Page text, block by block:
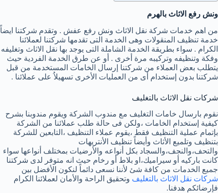
ونش رفع الاثاث بالهرم
من اهم خدمات شركة نقل الاثاث ونش رفع عفش . وتقدم شركتنا ايضاً
خدمة تنظيف المنقولات وهى الخدمة التى تقدمها شركتنا لعملائنا
الكرام . سواء بطريقة الخدمة الشاملة التى يوجد بها نقل الاثاث وتغليفه
وفكة وتنظيفه وتركيبه مرة أخرى . أو عن طرق الخدمة الفردية حيث
يتطلب بعض العملاء من شركتنا إرسال الخامات المستخدمة من قبل
شركتنا بدون إستخدام أى من العمليات الأخرى تسهيلاُ على عملائنا .
شركات نقل الاثاث بالتغليف
نقوم بارسال خامات التغليف مع مندوب الشركة ويقوم مندوبنا بشرح
كيفية إستخدام الخامات ،ولكن فى حالة طلب عملائنا من الشركة
بإتمام عملية التنظيف فقط ،يقوم عملاء التنظيف ،التابعين للشركة
بتنظيف وتلميع الأثاث وأيضاً تنظيف الأنتريهات
والتحف،والنجف،والسجاد بكل أنواعه والأرضيات بمختلف أنواعها سواء
كانت باركيه أو سيراميك،او بلاط أو رخام حيث انه متوفر لدى شركتنا
جميع الخدمات من كافة شئ لأننا نسعى دائماً لنكون الأفضل بين
شركات نقل الاثاث بالتغليف وتحقيق الراحة والأمان لعملائنا الكرام
فإرضائكم هدفنا.